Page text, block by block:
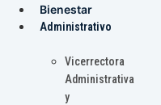
Bienestar
Administrativo
Vicerrectora
Administrativa
y